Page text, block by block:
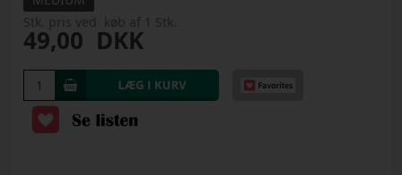
Stk. pris ved køb af 1 Stk.
49,00 DKK